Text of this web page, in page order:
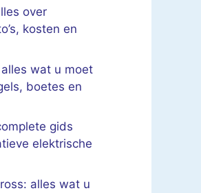
over
kosten en
wat u moet
boetes en
gids
elektrische
alles wat u